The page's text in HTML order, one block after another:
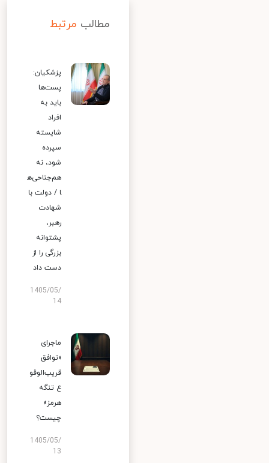
مطالب مرتبط
پزشکیان:
پست‌ها
باید به
افراد
شایسته
سپرده
شود، نه
هم‌جناحی‌ه
ا / دولت با
شهادت
رهبر،
پشتوانه
بزرگی را از
دست داد
1405/05/
14
ماجرای
«توافق
قریب‌الوقو
ع تنگه
هرمز»
چیست؟
1405/05/
13